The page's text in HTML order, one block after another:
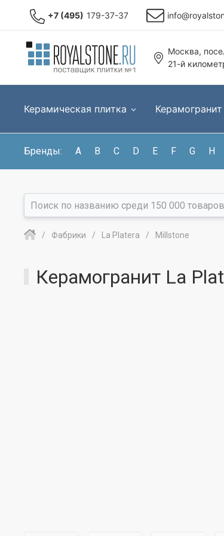
+7 (495) 179-37-37
Москва,
21-й
Керамическая плитка Керамогранит
Бренды: A B C D E F G H
Фабрики La Platera Millstone
Керамогранит La